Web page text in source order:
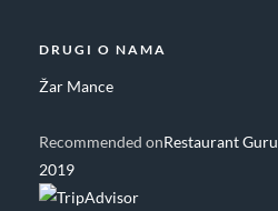
DRUGI O NAMA
Žar Mance
Recommended onRestaurant Guru
2019